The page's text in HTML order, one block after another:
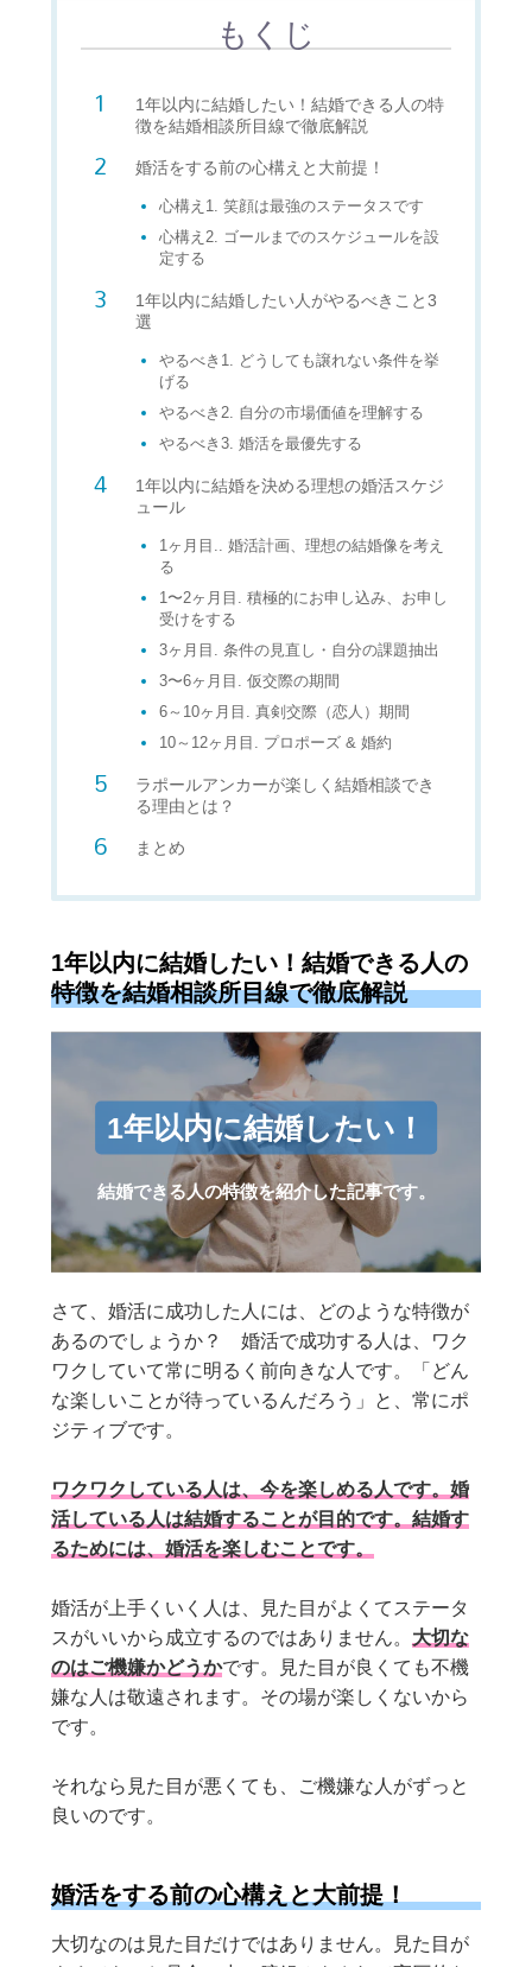
もくじ
1年以内に結婚したい！結婚できる人の特
徴を結婚相談所目線で徹底解説
婚活をする前の心構えと大前提！
心構え1. 笑顔は最強のステータスです
心構え2. ゴールまでのスケジュールを設
定する
1年以内に結婚したい人がやるべきこと3
選
やるべき1. どうしても譲れない条件を挙
げる
やるべき2. 自分の市場価値を理解する
やるべき3. 婚活を最優先する
1年以内に結婚を決める理想の婚活スケジ
ュール
1ヶ月目.. 婚活計画、理想の結婚像を考え
る
1〜2ヶ月目. 積極的にお申し込み、お申し
受けをする
3ヶ月目. 条件の見直し・自分の課題抽出
3〜6ヶ月目. 仮交際の期間
6～10ヶ月目. 真剣交際（恋人）期間
10～12ヶ月目. プロポーズ & 婚約
ラポールアンカーが楽しく結婚相談でき
る理由とは？
まとめ
1年以内に結婚したい！結婚できる人の
特徴を結婚相談所目線で徹底解説
1年以内に結婚したい！
結婚できる人の特徴を紹介した記事です。
さて、婚活に成功した人には、どのような特徴が
あるのでしょうか？ 婚活で成功する人は、ワク
ワクしていて常に明るく前向きな人です。「どん
な楽しいことが待っているんだろう」と、常にポ
ジティブです。
ワクワクしている人は、今を楽しめる人です。婚
活している人は結婚することが目的です。結婚す
るためには、婚活を楽しむことです。
婚活が上手くいく人は、見た目がよくてステータ
スがいいから成立するのではありません。 大切な
のはご機嫌かどうかです。見た目が良くても不機
嫌な人は敬遠されます。その場が楽しくないから
です。
それなら見た目が悪くても、ご機嫌な人がずっと
良いのです。
婚活をする前の心構えと大前提！
大切なのは見た目だけではありません。見た目が